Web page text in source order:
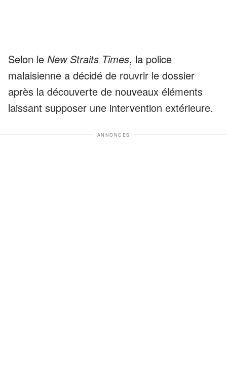
Selon le New Straits Times, la police
malaisienne a décidé de rouvrir le dossier
après la découverte de nouveaux éléments
laissant supposer une intervention extérieure.
ANNONCES